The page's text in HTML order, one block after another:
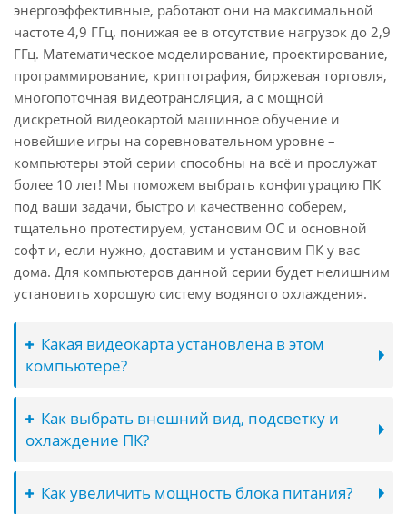
энергоэффективные, работают они на максимальной
частоте 4,9 ГГц, понижая ее в отсутствие нагрузок до 2,9
ГГц. Математическое моделирование, проектирование,
программирование, криптография, биржевая торговля,
многопоточная видеотрансляция, а с мощной
дискретной видеокартой машинное обучение и
новейшие игры на соревновательном уровне –
компьютеры этой серии способны на всё и прослужат
более 10 лет! Мы поможем выбрать конфигурацию ПК
под ваши задачи, быстро и качественно соберем,
тщательно протестируем, установим ОС и основной
софт и, если нужно, доставим и установим ПК у вас
дома. Для компьютеров данной серии будет нелишним
установить хорошую систему водяного охлаждения.
Какая видеокарта установлена в этом
компьютере?
Как выбрать внешний вид, подсветку и
охлаждение ПК?
Как увеличить мощность блока питания?